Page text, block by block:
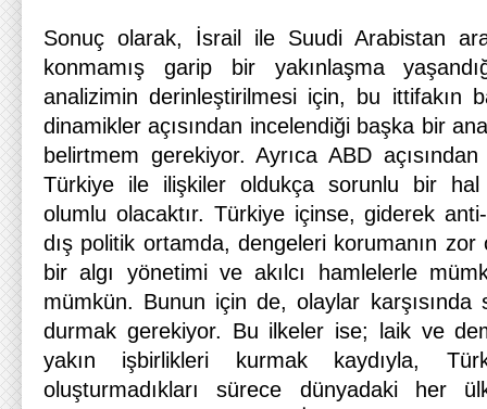
Sonuç olarak, İsrail ile Suudi Arabistan
konmamış garip bir yakınlaşma
analizimin derinleştirilmesi için, bu ittifakın
dinamikler açısından incelendiği başka bir
belirtmem gerekiyor. Ayrıca ABD
Türkiye ile ilişkiler oldukça sorunlu bir hal
olumlu olacaktır. Türkiye içinse, giderek
dış politik ortamda, dengeleri korumanın zor
bir algı yönetimi ve akılcı hamlelerle
mümkün. Bunun için de, olaylar karşısında
durmak gerekiyor. Bu ilkeler ise; laik ve
yakın işbirlikleri kurmak kaydıyla,
oluşturmadıkları sürece dünyadaki her